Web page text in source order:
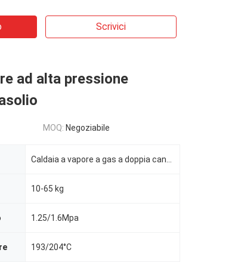
Scrivici
ad alta pressione
MOQ: Negoziabile
10-65 kg
1.25/1.6Mpa
193/204°C